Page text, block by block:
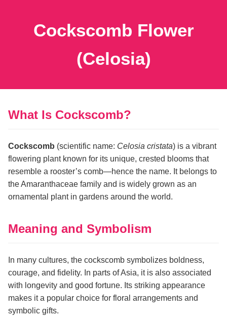
Cockscomb Flower
(Celosia)
What Is Cockscomb?
Cockscomb (scientific name: Celosia cristata) is a vibrant
flowering plant known for its unique, crested blooms that
resemble a rooster’s comb—hence the name. It belongs to
the Amaranthaceae family and is widely grown as an
ornamental plant in gardens around the world.
Meaning and Symbolism
In many cultures, the cockscomb symbolizes boldness,
courage, and fidelity. In parts of Asia, it is also associated
with longevity and good fortune. Its striking appearance
makes it a popular choice for floral arrangements and
symbolic gifts.